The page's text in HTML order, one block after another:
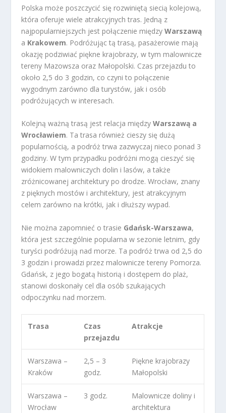
Polska może poszczycić się rozwiniętą siecią kolejową,
która oferuje wiele atrakcyjnych tras. Jedną z
najpopularniejszych jest połączenie międzyWarszawą
a Krakowem. Podróżując tą trasą, pasażerowie mają
okazję podziwiać piękne krajobrazy, w tym malownicze
tereny Mazowsza oraz Małopolski. Czas przejazdu to
około 2,5 do 3 godzin, co czyni to połączenie
wygodnym zarówno dla turystów, jak i osób
podróżujących w interesach.
Kolejną ważną trasą jest relacja międzyWarszawą a
Wrocławiem. Ta trasa również cieszy się dużą
popularnością, a podróż trwa zazwyczaj nieco ponad 3
godziny. W tym przypadku podróżni mogą cieszyć się
widokiem malowniczych dolin i lasów, a także
zróżnicowanej architektury po drodze. Wrocław, znany
z pięknych mostów i architektury, jest atrakcyjnym
celem zarówno na krótki, jak i dłuższy wypad.
Nie można zapomnieć o trasie Gdańsk-Warszawa,
która jest szczególnie popularna w sezonie letnim, gdy
turyści podróżują nad morze. Ta podróż trwa od 2,5 do
3 godzin i prowadzi przez malownicze tereny Pomorza.
Gdańsk, z jego bogatą historią i dostępem do plaż,
stanowi doskonały cel dla osób szukających
odpoczynku nad morzem.
Trasa
Czas
przejazdu
Atrakcje
Warszawa –
Kraków
2,5 – 3
godz.
Piękne krajobrazy
Małopolski
Warszawa –
Wrocław
3 godz.
Malownicze doliny i
architektura